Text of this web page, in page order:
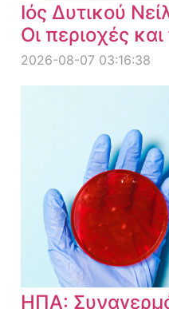
Ιός Δυτικού
Οι περιοχές
2026-08-07 03:16:38
ΗΠΑ: